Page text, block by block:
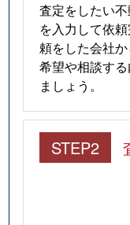
査定をしたい
を入力して依
頼をした会社か
希望や相談す
ましょう。
STEP2